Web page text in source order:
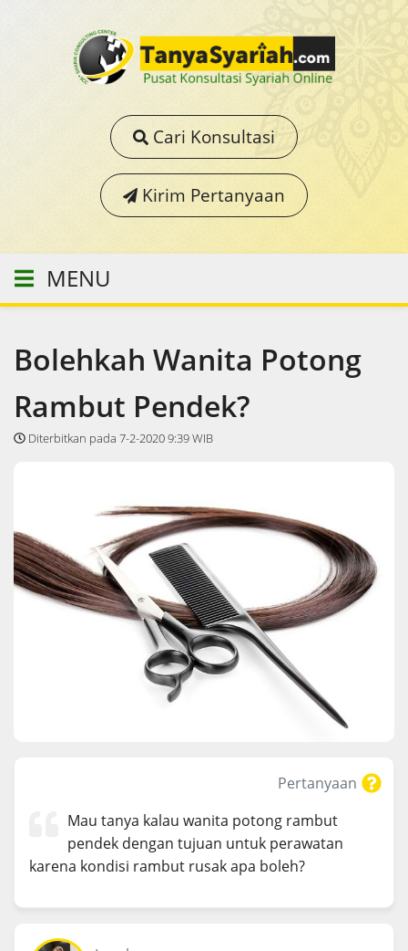
Cari Konsultasi
Kirim Pertanyaan
MENU
Bolehkah Wanita Potong
Rambut Pendek?
Diterbitkan pada 7-2-2020 9:39 WIB
Pertanyaan
Mau tanya kalau wanita potong rambut
pendek dengan tujuan untuk perawatan
karena kondisi rambut rusak apa boleh?